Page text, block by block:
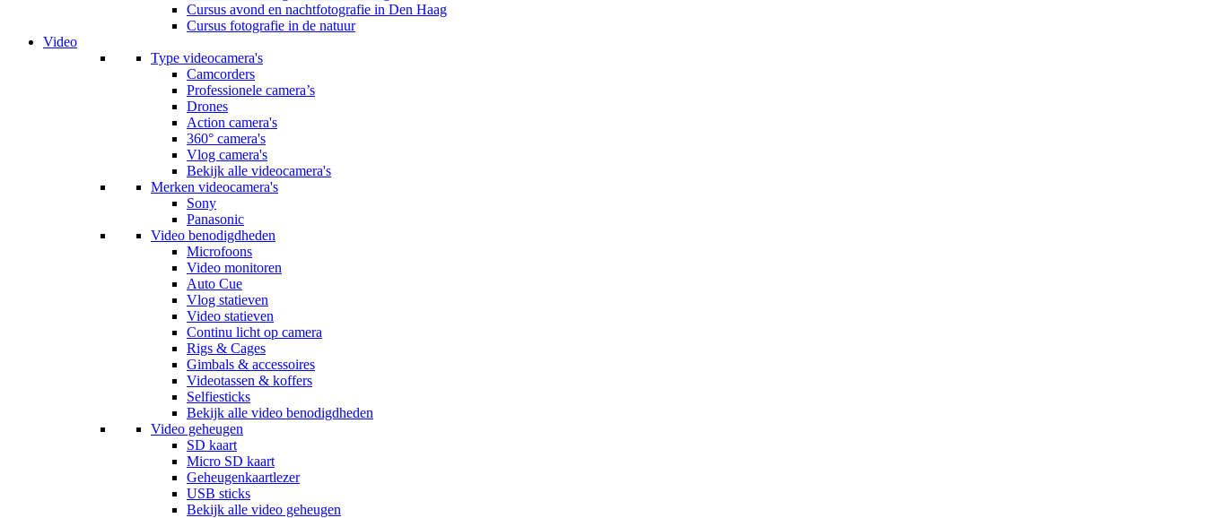
Cursus avond en nachtfotografie in Den Haag
Cursus fotografie in de natuur
Video
Type videocamera's
Camcorders
Professionele camera’s
Drones
Action camera's
360° camera's
Vlog camera's
Bekijk alle videocamera's
Merken videocamera's
Sony
Panasonic
Video benodigdheden
Microfoons
Video monitoren
Auto Cue
Vlog statieven
Video statieven
Continu licht op camera
Rigs & Cages
Gimbals & accessoires
Videotassen & koffers
Selfiesticks
Bekijk alle video benodigdheden
Video geheugen
SD kaart
Micro SD kaart
Geheugenkaartlezer
USB sticks
Bekijk alle video geheugen